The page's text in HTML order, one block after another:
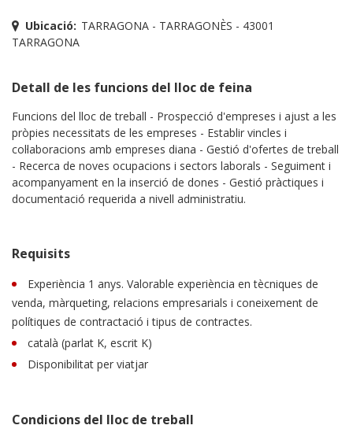
Ubicació: TARRAGONA - TARRAGONÈS - 43001
TARRAGONA
Detall de les funcions del lloc de feina
Funcions del lloc de treball - Prospecció d'empreses i ajust a les
pròpies necessitats de les empreses - Establir vincles i
col·laboracions amb empreses diana - Gestió d'ofertes de treball
- Recerca de noves ocupacions i sectors laborals - Seguiment i
acompanyament en la inserció de dones - Gestió pràctiques i
documentació requerida a nivell administratiu.
Requisits
Experiència 1 anys. Valorable experiència en tècniques de
venda, màrqueting, relacions empresarials​ i coneixement de
polítiques de contractació i tipus de contractes​.
català (parlat K, escrit K)
Disponibilitat per viatjar
Condicions del lloc de treball